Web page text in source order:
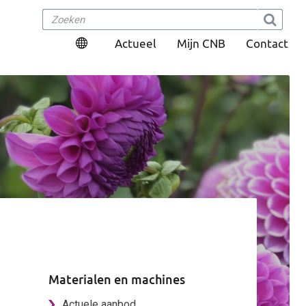
Actueel Mijn CNB Contact
Materialen en machines